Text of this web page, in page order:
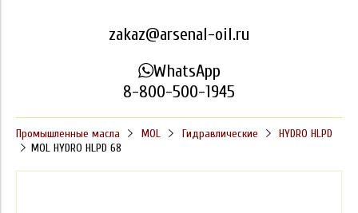
zakaz@arsenal-oil.ru
WhatsApp
8-800-500-1945
Промышленные масла MOL Гидравлические
HYDRO HLPD
MOL HYDRO HLPD 68